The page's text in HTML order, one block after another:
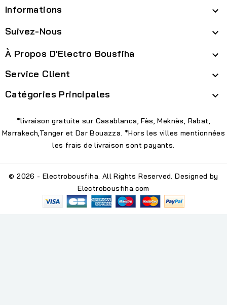
Informations 
Suivez-Nous 
À Propos D'Electro Bousfiha 
Service Client 
Catégories Principales 
*livraison gratuite sur Casablanca, Fès, Meknès, Rabat,
Marrakech,Tanger et Dar Bouazza. *Hors les villes mentionnées
les frais de livraison sont payants.
© 2026 - Electrobousfiha. All Rights Reserved. Designed by
Electrobousfiha.com